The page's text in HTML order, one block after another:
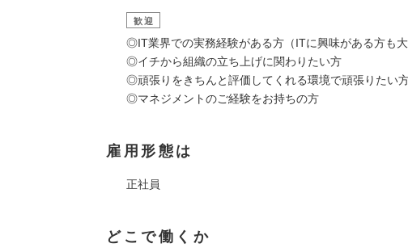
歓迎
◎IT業界での実務経験がある方（ITに興味がある方も大
◎イチから組織の立ち上げに関わりたい方
◎頑張りをきちんと評価してくれる環境で頑張りたい
◎マネジメントのご経験をお持ちの方
雇用形態は
正社員
どこで働くか